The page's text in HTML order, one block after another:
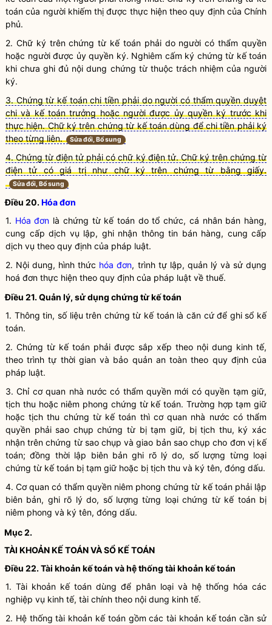
toán của người khiếm thị được thực hiện theo quy định của Chính
phủ.
2. Chữ ký trênchứng từ kế toánphải do người có thẩmquyền
hoặc người được ủy quyền ký. Nghiêm cấm ký chứng từ kế toán
khi chưa ghi đủ nội dung chứng từ thuộc trách nhiệm của người
ký.
3. Chứng từ kế toán chi tiền phải do người có thẩm quyền duyệt
chi và kế toán trưởng hoặc người được ủy quyền ký trước khi
thực hiện. Chữ ký trên chứng từ kế toán dùng để chi tiền phải ký
theo từng liên.
Sửa đổi, Bổ sung
4. Chứng từ điện tử phải có chữ ký điện tử. Chữ ký trên chứng từ
điện tử có giá trị như chữ ký trên chứng từ bằng giấy.
Sửa đổi, Bổ sung
Điều 20.Hóa đơn
1. Hóa đơn là chứng từ kế toán do tổ chức, cá nhân bán hàng,
cung cấp dịch vụ lập, ghi nhận thông tin bán hàng, cung cấp
dịch vụ theo quy định của pháp luật.
2. Nội dung, hình thức hóa đơn, trình tự lập, quản lý và sử dụng
hoá đơn thực hiện theo quy định của pháp luật về thuế.
Điều 21. Quản lý, sử dụng chứng từ kế toán
1. Thông tin, số liệu trên chứng từ kế toánlà căn cứ để ghi sổ kế
toán.
2. Chứng từ kế toán phải được sắp xếp theo nội dung kinh tế,
theo trình tự thời gian và bảo quản an toàn theo quy định của
pháp luật.
3. Chỉ cơ quan nhà nước có thẩmquyền mới cóquyền tạm giữ,
tịch thu hoặc niêm phong chứng từ kế toán. Trường hợp tạm giữ
hoặc tịch thu chứng từ kế toán thì cơ quan nhà nước có thẩm
quyền phải sao chụp chứng từ bị tạm giữ, bị tịch thu, ký xác
nhận trên chứng từ sao chụp và giao bản sao chụp cho đơn vị kế
toán; đồng thời lập biên bản ghi rõ lý do, số lượng từng loại
chứng từ kế toán bị tạm giữ hoặc bị tịch thu và ký tên, đóng dấu.
4. Cơ quan có thẩm quyềnniêm phongchứng từ kế toánphải lập
biên bản, ghi rõ lý do, số lượng từng loạichứng từ kế toánbị
niêm phong và ký tên, đóng dấu.
Mục 2.
TÀI KHOẢNKẾ TOÁNVÀ SỔKẾ TOÁN
Điều 22. Tài khoản kế toán và hệ thống tài khoản kế toán
1. Tài khoản kế toán dùng để phân loại và hệ thống hóa các
nghiệp vụ kinh tế, tài chính theo nội dung kinh tế.
2. Hệ thống tài khoản kế toán gồm các tài khoản kế toán cần sử